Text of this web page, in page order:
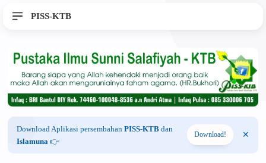
PISS-KTB
Download Aplikasi persembahan PISS-KTB dan
Islamuna 👉
Download!